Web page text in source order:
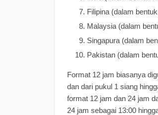
Filipina (dalam
Malaysia (dalam
Singapura (dalam
Pakistan (dalam
Format 12 jam biasanya
dan dari pukul 1 siang
format 12 jam dan 24 jam
24 jam sebagai 13:00